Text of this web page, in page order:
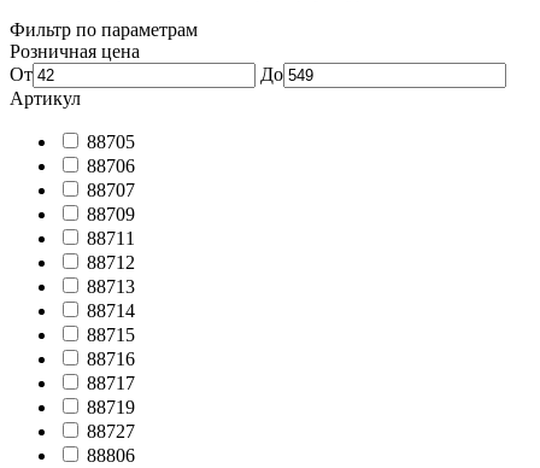
Фильтр по параметрам
Розничная цена
От
До
Артикул
88705
88706
88707
88709
88711
88712
88713
88714
88715
88716
88717
88719
88727
88806